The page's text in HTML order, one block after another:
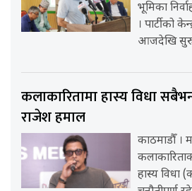
भूमिका
। पार्टीको
आजदेखि
कलाकारितामा हास्य विधा
राजेश हमाल
काठमाडौँ ।
हास्य विधा